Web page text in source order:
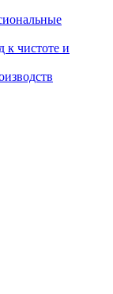
к чистоте и